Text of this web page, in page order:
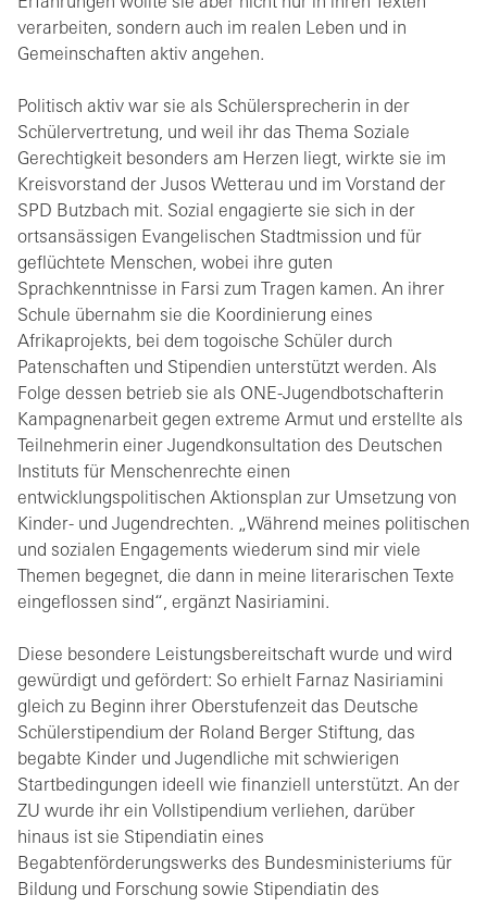
Erfahrungen wollte sie aber nicht nur in ihren Texten
verarbeiten, sondern auch im realen Leben und in
Gemeinschaften aktiv angehen.
Politisch aktiv war sie als Schülersprecherin in der
Schülervertretung, und weil ihr das Thema Soziale
Gerechtigkeit besonders am Herzen liegt, wirkte sie im
Kreisvorstand der Jusos Wetterau und im Vorstand der
SPD Butzbach mit. Sozial engagierte sie sich in der
ortsansässigen Evangelischen Stadtmission und für
geflüchtete Menschen, wobei ihre guten
Sprachkenntnisse in Farsi zum Tragen kamen. An ihrer
Schule übernahm sie die Koordinierung eines
Afrikaprojekts, bei dem togoische Schüler durch
Patenschaften und Stipendien unterstützt werden. Als
Folge dessen betrieb sie als ONE-Jugendbotschafterin
Kampagnenarbeit gegen extreme Armut und erstellte als
Teilnehmerin einer Jugendkonsultation des Deutschen
Instituts für Menschenrechte einen
entwicklungspolitischen Aktionsplan zur Umsetzung von
Kinder- und Jugendrechten. „Während meines politischen
und sozialen Engagements wiederum sind mir viele
Themen begegnet, die dann in meine literarischen Texte
eingeflossen sind“, ergänzt Nasiriamini.
Diese besondere Leistungsbereitschaft wurde und wird
gewürdigt und gefördert: So erhielt Farnaz Nasiriamini
gleich zu Beginn ihrer Oberstufenzeit das Deutsche
Schülerstipendium der Roland Berger Stiftung, das
begabte Kinder und Jugendliche mit schwierigen
Startbedingungen ideell wie finanziell unterstützt. An der
ZU wurde ihr ein Vollstipendium verliehen, darüber
hinaus ist sie Stipendiatin eines
Begabtenförderungswerks des Bundesministeriums für
Bildung und Forschung sowie Stipendiatin des